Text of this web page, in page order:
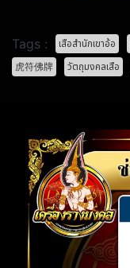
Tags : เสือสำนักเขาอ้อ
虎符佛牌
วัตถุมงคลเสือ